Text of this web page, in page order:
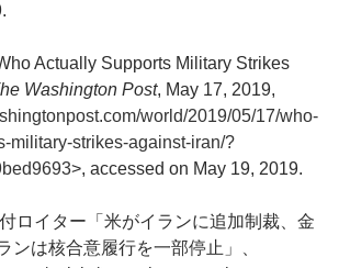
Actually Supports Military Strikes
Washington Post, May 17, 2019,
world/2019/05/17/who-
military-strikes-against-iran/?
>, accessed on May 19, 2019.
ロイター「米がイランに追加制裁、金
ンは核合意履行を一部停止」、